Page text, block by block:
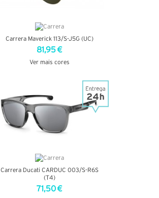
Carrera Maverick 113/S-J5G (UC)
81,95 €
Ver mais cores
Carrera Ducati CARDUC 003/S-R6S
(T4)
71,50 €